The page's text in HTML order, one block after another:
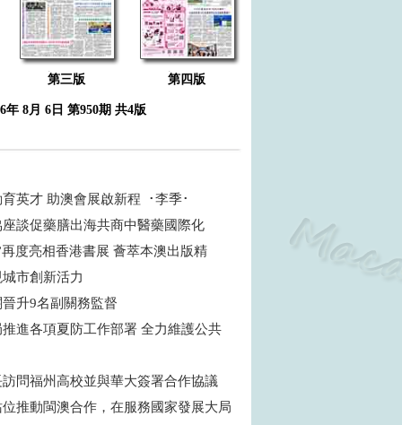
第三版 第四版
年 8月 6日 第950期 共4版
英才 助澳會展啟新程 ･李季･
談促藥膳出海共商中醫藥國際化
再度亮相香港書展 薈萃本澳出版精
市創新活力
升9名副關務監督
進各項夏防工作部署 全力維護公共
問福州高校並與華大簽署合作協議
推動閩澳合作，在服務國家發展大局